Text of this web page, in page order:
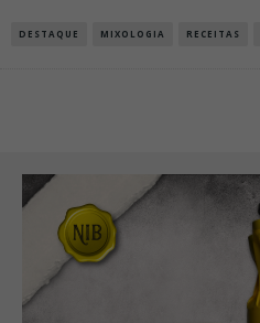
DESTAQUE MIXOLOGIA RECEITAS